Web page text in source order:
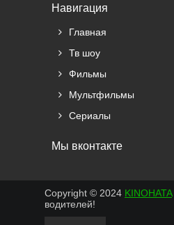
Навигация
Главная
Тв шоу
Фильмы
Мультфильмы
Сериалы
Мы вконтакте
Copyright © 2024 KINOHATA
водителей!